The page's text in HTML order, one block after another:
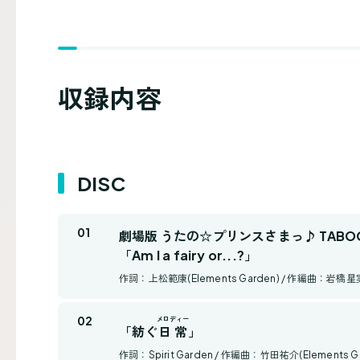
収録内容
DISC
劇場版 うたの☆プリンスさまっ♪
「Am I a fairy or...?」
作詞：上松範康(Elements Garden) / 作編曲：岩橋
「紡ぐ日常
メロディー
」
作詞：Spirit Garden / 作編曲：竹田祐介(Elements